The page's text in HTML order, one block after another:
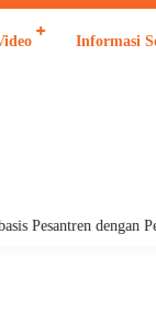
Informasi
dengan